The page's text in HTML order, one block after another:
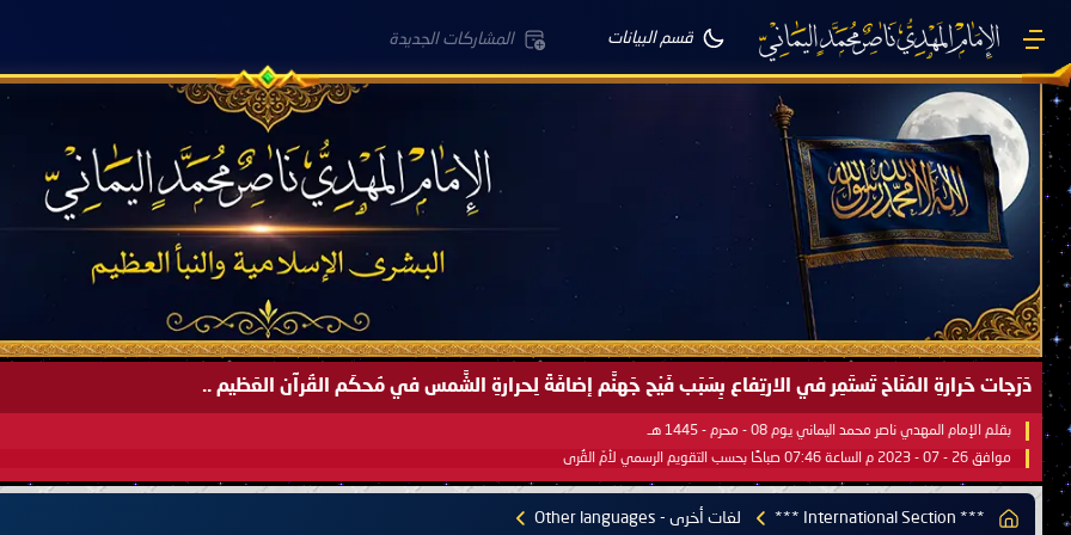
قسم البيانات المشاركات الجديدة
صَيْفُ سَقَرَ يَبدأُ في اجتياحِ شِتاءِ القُطبِ الشَّمالي كَما وعَدناكُم بالحقِّ لعَامِكم هذا (1445 هـ) ..
بقلم الإمام المهدي ناصر محمد اليماني يوم 18 - جمادى الآخرة - 1445 هـ
موافق 31 - 12 - 2023 م الساعة 07:44 صباحًا بحسب التقويم الرسمي لأمّ القُرى
*** International Section *** لغات أخرى - Other languages